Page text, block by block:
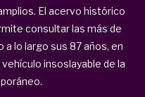
El acervo histórico
consultar las más de
lo largo sus 87 años, en
insoslayable de la